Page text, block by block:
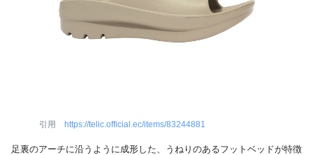
引用 https://telic.official.ec/items/83244881
足裏のアーチに沿うように成形した、うねりのあるフットベッドが特徴